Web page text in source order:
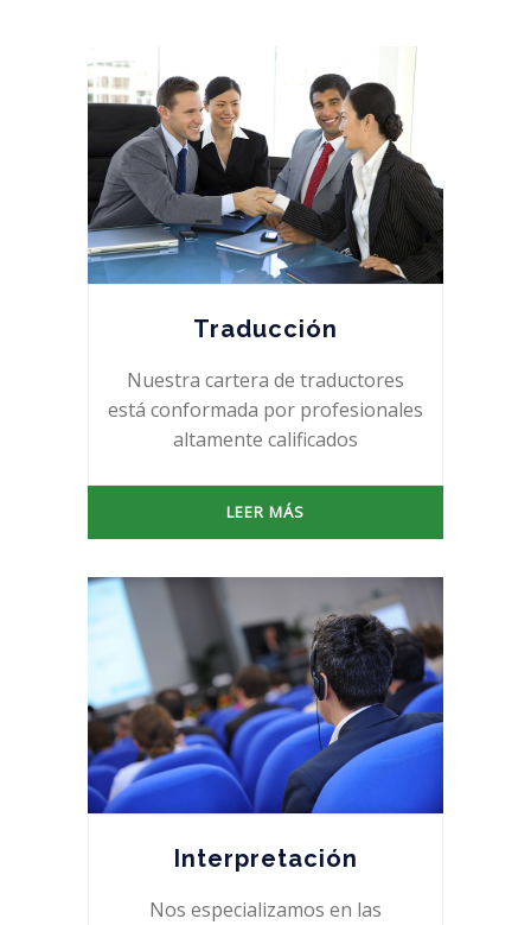
Traducción
Nuestra cartera de traductores
está conformada por profesionales
altamente calificados
LEER MÁS
Interpretación
Nos especializamos en las